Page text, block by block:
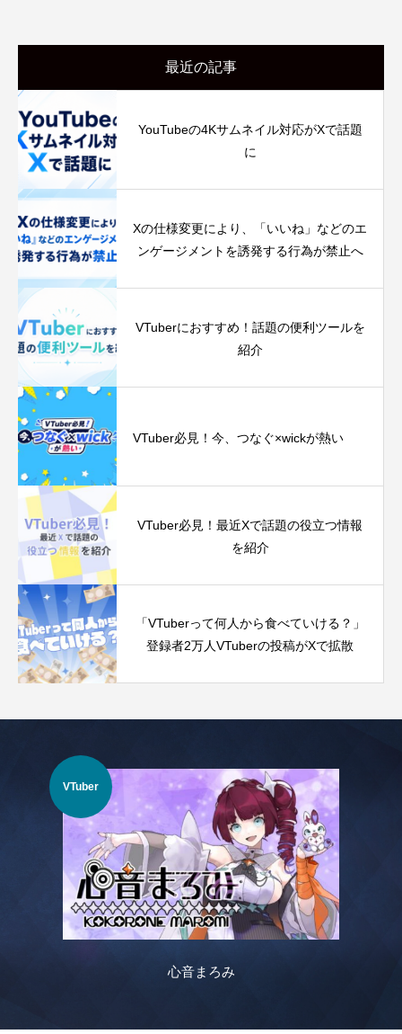
最近の記事
YouTubeの4Kサムネイル対応がXで話題
に
Xの仕様変更により、「いいね」などのエ
ンゲージメントを誘発する行為が禁止へ
VTuberにおすすめ！話題の便利ツールを
紹介
VTuber必見！今、つなぐ‪×‬wickが熱い
VTuber必見！最近Xで話題の役立つ情報
を紹介
「VTuberって何人から食べていける？」
登録者2万人VTuberの投稿がXで拡散
IRIAM
路地裏のあまふく